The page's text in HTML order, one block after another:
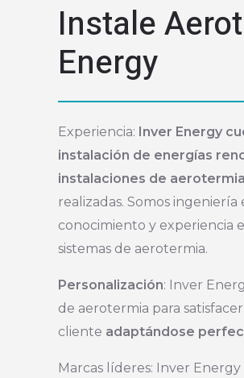
Instale
Energy
Experiencia: Inver Energy
instalación de energías
instalaciones de aerotermia
realizadas. Somos
conocimiento y experiencia
sistemas de aerotermia.
Personalización: Inver
de aerotermia para
cliente adaptándose
Marcas líderes: Inver